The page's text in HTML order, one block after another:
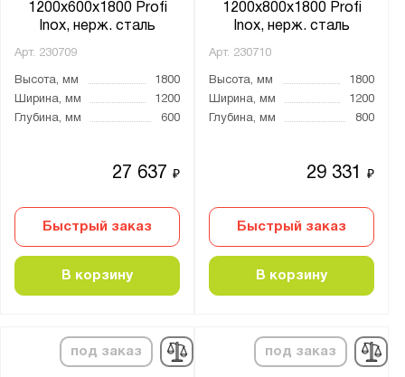
1200x600x1800 Profi
Inox, нерж. сталь
Арт. 230709
Высота, мм
1800
Ширина, мм
1200
Глубина, мм
600
27 637₽
Быстрый заказ
В корзину
1200x800x1800 Profi
Inox, нерж. сталь
Арт. 230710
Высота, мм
1800
Ширина, мм
1200
Глубина, мм
800
29 331₽
Быстрый заказ
В корзину
под заказ под заказ